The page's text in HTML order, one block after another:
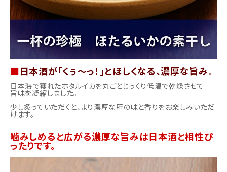
直営店
■日本酒が「くぅ～っ！」とほしくなる、濃厚な旨み。
日本海で獲れたホタルイカを丸ごとじっくり低温で乾燥させて
旨味を凝縮しました。
少し炙っていただくと、より濃厚な肝の味と香りをお楽しみいただ
けます。
噛みしめると広がる濃厚な旨みは日本酒と相性ぴ
ったりです。